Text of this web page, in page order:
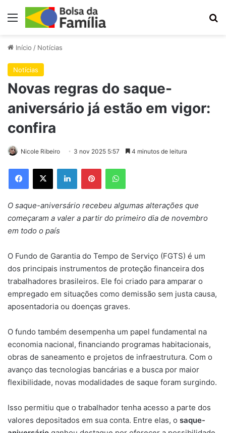
Menu
Início / Notícias
Notícias
Novas regras do saque-
aniversário já estão em vigor:
confira
Nicole Ribeiro 3 nov 2025 5:57 4 minutos de leitura
Facebook
X LinkedinPinterestWhatsApp
O saque-aniversário recebeu algumas alterações que
começaram a valer a partir do primeiro dia de novembro
em todo o país
O Fundo de Garantia do Tempo de Serviço (FGTS) é um
dos principais instrumentos de proteção financeira dos
trabalhadores brasileiros. Ele foi criado para amparar o
empregado em situações como demissão sem justa causa,
aposentadoria ou doenças graves.
O fundo também desempenha um papel fundamental na
economia nacional, financiando programas habitacionais,
obras de saneamento e projetos de infraestrutura. Com o
avanço das tecnologias bancárias e a busca por maior
flexibilidade, novas modalidades de saque foram surgindo.
Isso permitiu que o trabalhador tenha acesso a parte dos
valores depositados em sua conta. Entre elas, o saque-